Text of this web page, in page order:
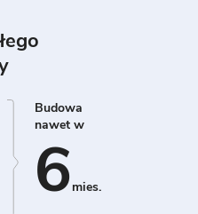
Budowa
nawet w
6 mies.